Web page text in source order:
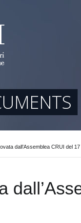
dall’Assemblea CRUI del